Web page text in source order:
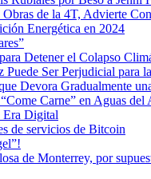
de la 4T, Advierte
Energética en 2024
Detener el Colapso
Ser Perjudicial para
Devora Gradualmente
Carne” en Aguas
Era Digital
de servicios de Bitcoin
de Monterrey, por